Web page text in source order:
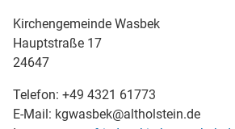
Kirchengemeinde Wasbek
Hauptstraße 17
24647
Telefon: +49 4321 61773
E-Mail: kgwasbek@altholstein.de